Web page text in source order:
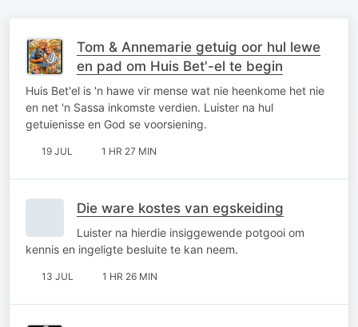
Tom & Annemarie getuig oor hul lewe
en pad om Huis Bet'-el te begin
Huis Bet'el is 'n hawe vir mense wat nie heenkome het nie
en net 'n Sassa inkomste verdien. Luister na hul
getuienisse en God se voorsiening.
19 JUL 1 HR 27 MIN
Die ware kostes van egskeiding
Luister na hierdie insiggewende potgooi om
kennis en ingeligte besluite te kan neem.
13 JUL 1 HR 26 MIN